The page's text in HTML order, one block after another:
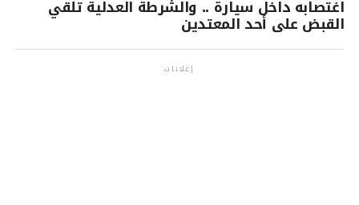
اغتصابه داخل سيارة .. والشرطة العدلية تلقي
القبض على أحد المعتدين
إعلانات